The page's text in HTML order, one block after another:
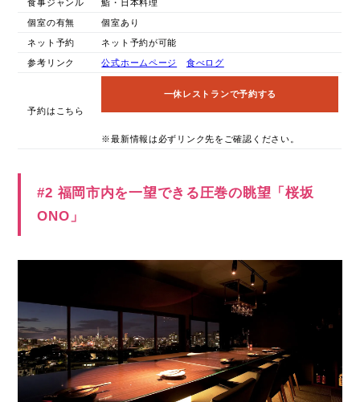
食事ジャンル 鮨・日本料理
個室の有無 個室あり
ネット予約 ネット予約が可能
参考リンク 公式ホームページ 食べログ
予約はこちら
一休レストランで予約する
※最新情報は必ずリンク先をご確認ください。
#2 福岡市内を一望できる圧巻の眺望「桜坂
ONO」